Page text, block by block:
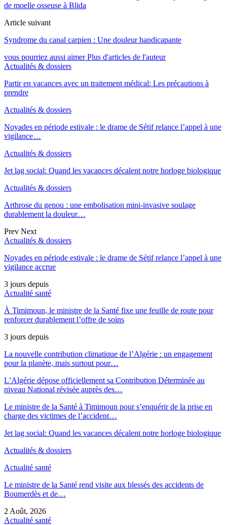
de moelle osseuse à Blida
Article suivant
Syndrome du canal carpien : Une douleur handicapante
vous pourriez aussi aimer Plus d'articles de l'auteur
Actualités & dossiers
Partir en vacances avec un traitement médical: Les précautions à
prendre
Actualités & dossiers
Noyades en période estivale : le drame de Sétif relance l’appel à une
vigilance…
Actualités & dossiers
Jet lag social: Quand les vacances décalent notre horloge biologique
Actualités & dossiers
Arthrose du genou : une embolisation mini-invasive soulage
durablement la douleur…
Prev Next
Actualités & dossiers
Noyades en période estivale : le drame de Sétif relance l’appel à une
vigilance accrue
3 jours depuis
Actualité santé
À Timimoun, le ministre de la Santé fixe une feuille de route pour
renforcer durablement l’offre de soins
3 jours depuis
La nouvelle contribution climatique de l’Algérie : un engagement
pour la planète, mais surtout pour…
L’Algérie dépose officiellement sa Contribution Déterminée au
niveau National révisée auprès des…
Le ministre de la Santé à Timimoun pour s’enquérir de la prise en
charge des victimes de l’accident…
Jet lag social: Quand les vacances décalent notre horloge biologique
Actualités & dossiers
Actualité santé
Le ministre de la Santé rend visite aux blessés des accidents de
Boumerdès et de…
2 Août, 2026
Actualité santé